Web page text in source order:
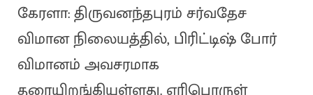
கேரளா: திருவனந்தபுரம் சர்வதேச
விமான நிலையத்தில், பிரிட்டிஷ் போர்
விமானம் அவசரமாக